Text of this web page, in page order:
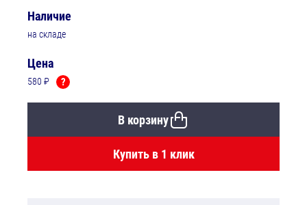
Наличие
на складе
Цена
580 ₽ ?
В корзину
Купить в 1 клик